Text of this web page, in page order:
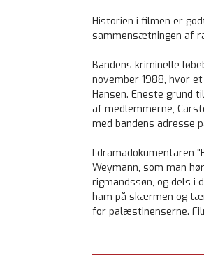
Historien i filmen er
sammensætningen af
Bandens kriminelle
november 1988, hvor
Hansen. Eneste grund
af medlemmerne,
med bandens adresse
I dramadokumentaren
Weymann, som man
rigmandssøn, og dels i
ham på skærmen og
for palæstinenserne.